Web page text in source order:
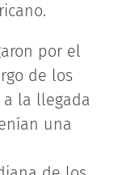
por el
de los
a la llegada
una